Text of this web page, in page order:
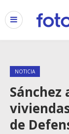
NOTICIA
Sánchez
de